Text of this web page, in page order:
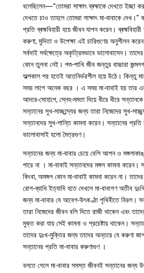
বলেছিলেন—“তোমরা সাক্ষাৎ ব্ৰহ্মাকে দেখতে ইচ্ছা কর
দেখতে চাও তাহলে তোমরা সাক্ষাৎ মা-বাবাকে দেখ।”
প্রতি ব্ৰহ্মবিহারী হয়ে জীবন যাপন করেন।
করুণা, মুদিতা ও উপেক্ষা এই চারিগুণের অনুশীলন
সর্বদাই সর্বক্ষেত্রে অকৃত্রিমভাবে ভালোবাসেন।
কোন তুলনা নেই। পশু-পাখি জীব জন্তুর বাচ্চারা
অল্পকাল পর হতেই আতনির্ভরশীল হয়ে উঠে। কিন্তু
সময় লাগে অনেক বছর । এ সময় মা-বাবাই হয় তার
আদরে-সোহাগে, স্নেহ-মমতা দিয়ে ধীরে ধীরে
সন্তানের সুখ-সাচ্ছন্দ্যের জন্য তারা নিজেদের সুখ-
সন্তানদের সুখ-শান্তি কামনা করেন। সন্তানের
ভালোবাসাই হলো মৈত্রগুণ।
সন্তানের জন্য মা-বাবার চেয়ে বেশি আপন ও
পারে না । মা-বাবাই সন্তানদের মঙ্গল কামনা করেন।
কিংবা, অমঙ্গল কোন মা-বাবাই কামনা করেন না।
রোগ-ব্যাধি ইত্যাদি হতে দেখলে মা-বাবাগণ অতীব
জন্য মা-বাবার যে আবেগ-উৎকণ্ঠা পৃথিবীতে বিরল।
তারা নিজেদের জীবন বলি দিতে রাজী থাকেন এবং
মুক্ত করা যায় সেই কামনা ও প্রচেষ্টায় থাকেন।
তাদের দুঃখ-মুক্তির জন্য তাদের অন্তরে যে করুণা
সন্তানের প্রতি মা-বাবার করুণাগুণ ।
বলতে গেলে মা-বাবার সমস্ত জীবনই সন্তানের জন্য